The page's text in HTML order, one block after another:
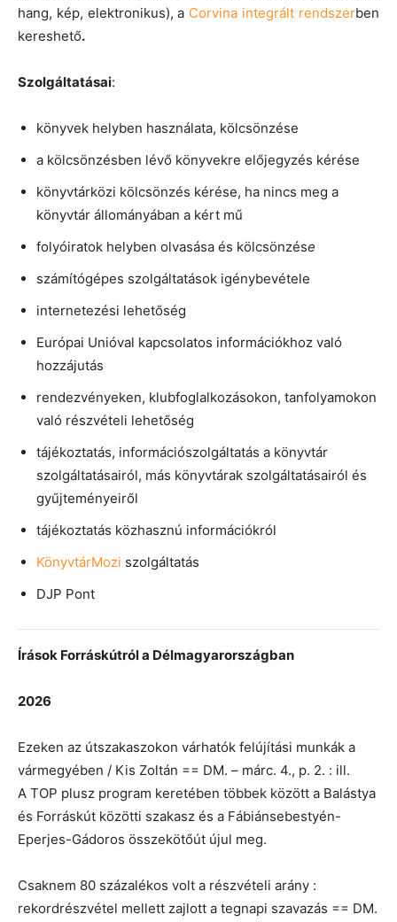
hang, kép, elektronikus), a Corvina integrált rendszerben
kereshető.
Szolgáltatásai:
könyvek helyben használata, kölcsönzése
a kölcsönzésben lévő könyvekre előjegyzés kérése
könyvtárközi kölcsönzés kérése, ha nincs meg a
könyvtár állományában a kért mű
folyóiratok helyben olvasása és kölcsönzése
számítógépes szolgáltatások igénybevétele
internetezési lehetőség
Európai Unióval kapcsolatos információkhoz való
hozzájutás
rendezvényeken, klubfoglalkozásokon, tanfolyamokon
való részvételi lehetőség
tájékoztatás, információszolgáltatás a könyvtár
szolgáltatásairól, más könyvtárak szolgáltatásairól és
gyűjteményeiről
tájékoztatás közhasznú információkról
KönyvtárMozi szolgáltatás
DJP Pont
Írások Forráskútról a Délmagyarországban
2026
Ezeken az útszakaszokon várhatók felújítási munkák a
vármegyében / Kis Zoltán == DM. – márc. 4., p. 2. : ill.
A TOP plusz program keretében többek között a Balástya
és Forráskút közötti szakasz és a Fábiánsebestyén-
Eperjes-Gádoros összekötőút újul meg.
Csaknem 80 százalékos volt a részvételi arány :
rekordrészvétel mellett zajlott a tegnapi szavazás == DM.